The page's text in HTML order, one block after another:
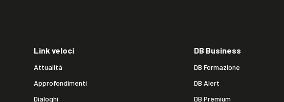
Link veloci
Attualità
Approfondimenti
Dialoghi
DB Business
DB Formazione
DB Alert
DB Premium